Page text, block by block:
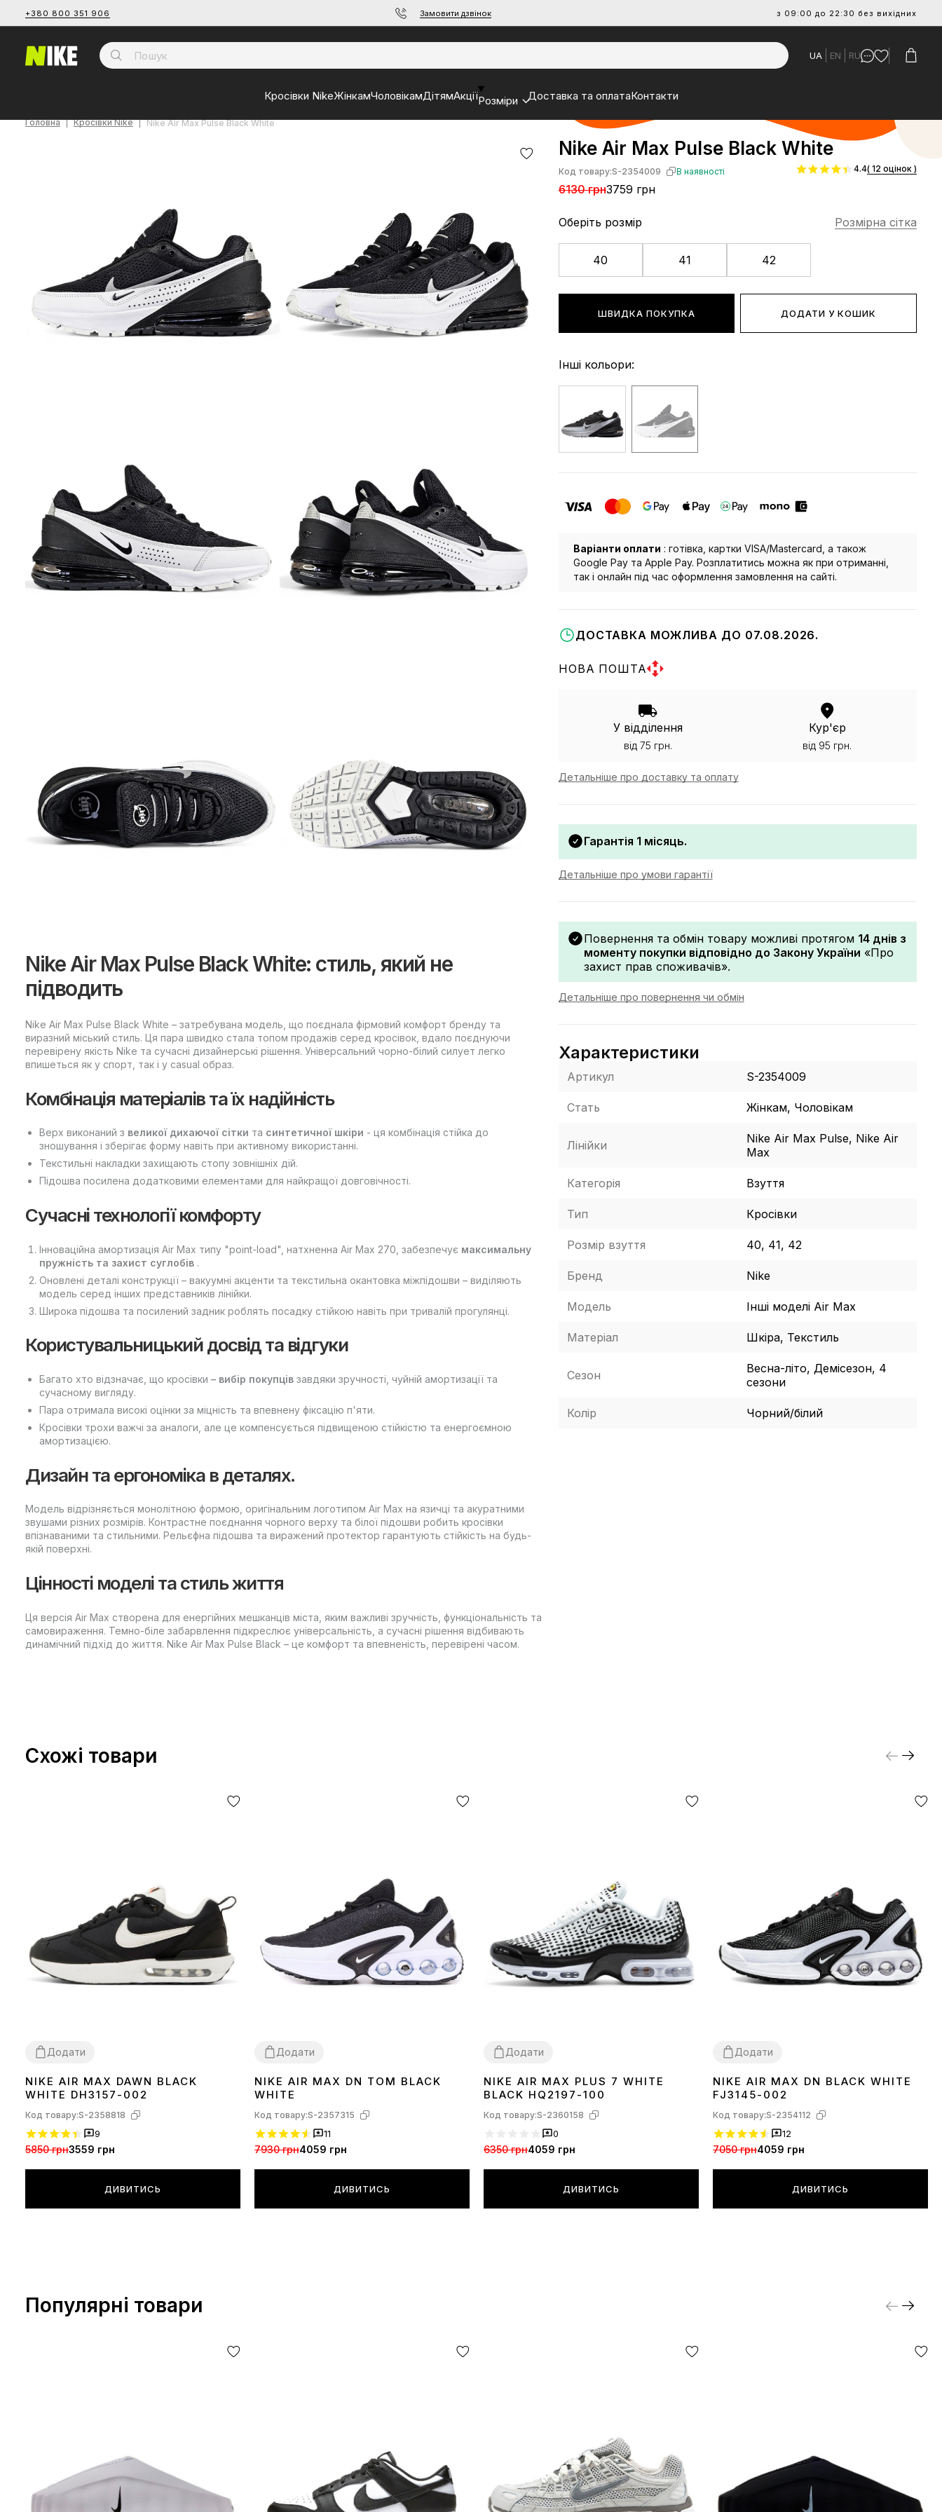
+380 800 351 906 Замовити дзвінок з 09:00 до 22:30 без вихідних
UA EN RU
Кросівки NikeЖінкамЧоловікамДітямАкціїРозміри Доставка та оплатаКонтакти
Головна Кросівки Nike Nike Air Max Pulse Black White
Nike Air Max Pulse Black White: стиль, який не
підводить
Nike Air Max Pulse Black White – затребувана модель, що поєднала фірмовий комфорт бренду та
виразний міський стиль. Ця пара швидко стала топом продажів серед кросівок, вдало поєднуючи
перевірену якість Nike та сучасні дизайнерські рішення. Універсальний чорно-білий силует легко
впишеться як у спорт, так і у casual образ.
Комбінація матеріалів та їх надійність
Верх виконаний з великої дихаючої сітки та синтетичної шкіри - ця комбінація стійка до
зношування і зберігає форму навіть при активному використанні.
Текстильні накладки захищають стопу зовнішніх дій.
Підошва посилена додатковими елементами для найкращої довговічності.
Сучасні технології комфорту
Інноваційна амортизація Air Max типу "point-load", натхненна Air Max 270, забезпечує максимальну
пружність та захист суглобів .
Оновлені деталі конструкції – вакуумні акценти та текстильна окантовка міжпідошви – виділяють
модель серед інших представників лінійки.
Широка підошва та посилений задник роблять посадку стійкою навіть при тривалій прогулянці.
Користувальницький досвід та відгуки
Багато хто відзначає, що кросівки – вибір покупців завдяки зручності, чуйній амортизації та
сучасному вигляду.
Пара отримала високі оцінки за міцність та впевнену фіксацію п'яти.
Кросівки трохи важчі за аналоги, але це компенсується підвищеною стійкістю та енергоємною
амортизацією.
Дизайн та ергономіка в деталях.
Модель відрізняється монолітною формою, оригінальним логотипом Air Max на язичці та акуратними
звушами різних розмірів. Контрастне поєднання чорного верху та білої підошви робить кросівки
впізнаваними та стильними. Рельєфна підошва та виражений протектор гарантують стійкість на будь-
якій поверхні.
Цінності моделі та стиль життя
Ця версія Air Max створена для енергійних мешканців міста, яким важливі зручність, функціональність та
самовираження. Темно-біле забарвлення підкреслює універсальність, а сучасні рішення відбивають
динамічний підхід до життя. Nike Air Max Pulse Black – це комфорт та впевненість, перевірені часом.
Nike Air Max Pulse Black White
Код товару:S-2354009 В наявності
6130 грн3759 грн
4.4( 12 оцінок )
Оберіть розмір Розмірна сітка
40 41 42
ШВИДКА ПОКУПКА ДОДАТИ У КОШИК
Інші кольори:
Варіанти оплати : готівка, картки VISA/Mastercard, а також
Google Pay та Apple Pay. Розплатитись можна як при отриманні,
так і онлайн під час оформлення замовлення на сайті.
ДОСТАВКА МОЖЛИВА ДО 07.08.2026.
НОВА ПОШТА
У відділення
від 75 грн.
Кур'єр
від 95 грн.
Детальніше про доставку та оплату
Гарантія 1 місяць.
Детальніше про умови гарантії
Повернення та обмін товару можливі протягом 14 днів з
моменту покупки відповідно до Закону України «Про
захист прав споживачів».
Детальніше про повернення чи обмін
Характеристики
Артикул S-2354009
Стать Жінкам, Чоловікам
Лінійки
Nike Air Max Pulse, Nike Air
Max
Категорія Взуття
Тип Кросівки
Розмір взуття 40, 41, 42
Бренд Nike
Модель Інші моделі Air Max
Матеріал Шкіра, Текстиль
Сезон
Весна-літо, Демісезон, 4
сезони
Колір Чорний/білий
Схожі товари
Додати
3637 38 39 404142 4344 45
NIKE AIR MAX DAWN BLACK
WHITE DH3157-002
Код товару:S-2358818
9
5850 грн3559 грн
ДИВИТИСЬ
Додати
3637 38 39 40414445
NIKE AIR MAX DN TOM BLACK
WHITE
Код товару:S-2357315
11
7930 грн4059 грн
ДИВИТИСЬ
Додати
4041 4243 4445
NIKE AIR MAX PLUS 7 WHITE
BLACK HQ2197-100
Код товару:S-2360158
0
6350 грн4059 грн
ДИВИТИСЬ
Додати
3637 38 39 404143 4445
NIKE AIR MAX DN BLACK WHITE
FJ3145-002
Код товару:S-2354112
12
7050 грн4059 грн
ДИВИТИСЬ
Популярні товари